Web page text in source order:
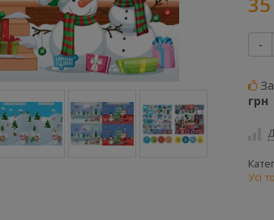
-
грн
Усі